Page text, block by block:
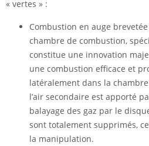
« vertes » :
Combustion en auge
chambre de combustion,
constitue une innovation
une combustion efficace et
latéralement dans la
l’air secondaire est apporté
balayage des gaz par le
sont totalement supprimés,
la manipulation.